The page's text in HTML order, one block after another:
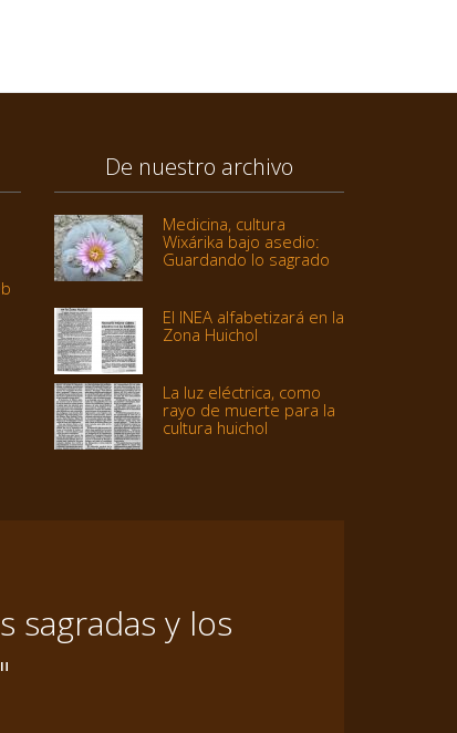
De nuestro archivo
Medicina, cultura
Wixárika bajo asedio:
Guardando lo sagrado
El INEA alfabetizará en la
Zona Huichol
La luz eléctrica, como
rayo de muerte para la
cultura huichol
sagradas y los